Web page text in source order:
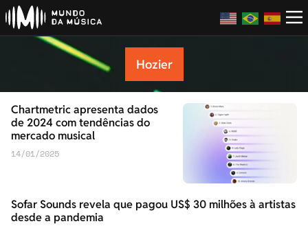
Hozier
Chartmetric apresenta dados
de 2024 com tendências do
mercado musical
14/01/2025
Sofar Sounds revela que pagou US$ 30 milhões à artistas
desde a pandemia